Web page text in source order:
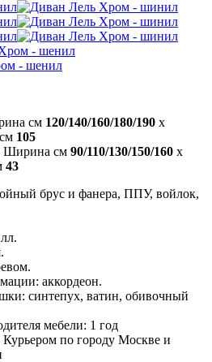
- шенил
см 120/140/160/180/190 x
105
Ширина см 90/110/130/150/160 x
43
брус и фанера, ППУ, войлок,
аккордеон.
синтепух, ватин, обивочный
мебели: 1 год
Курьером по городу Москве и